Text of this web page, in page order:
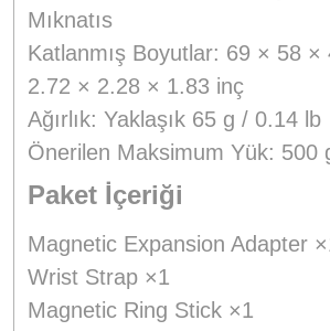
Mıknatıs
Katlanmış Boyutlar: 69 × 58
2.72 × 2.28 × 1.83 inç
Ağırlık: Yaklaşık 65 g / 0.14 lb
Önerilen Maksimum Yük: 500
Paket İçeriği
Magnetic Expansion Adapter
Wrist Strap ×1
Magnetic Ring Stick ×1